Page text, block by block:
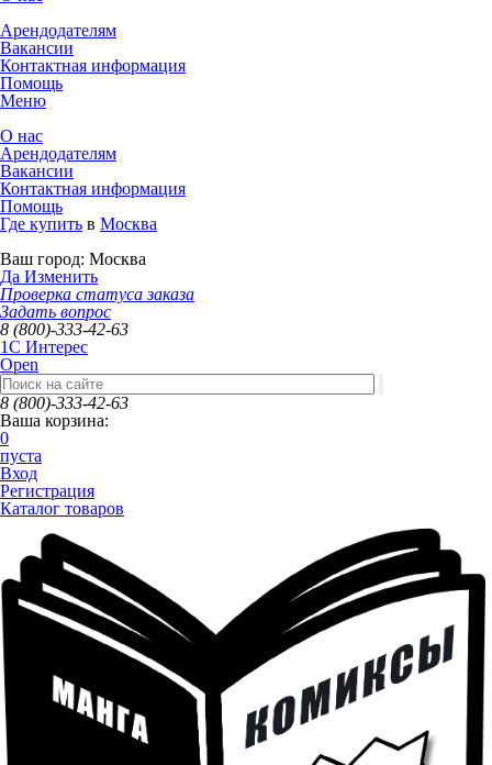
Арендодателям
Вакансии
Контактная информация
Помощь
Меню
О нас
Арендодателям
Вакансии
Контактная информация
Помощь
Где купить в Москва
Ваш город: Москва
Да Изменить
Проверка статуса заказа
Задать вопрос
8 (800)-333-42-63
1C Интерес
Open
8 (800)-333-42-63
Ваша корзина:
0
пуста
Вход
Регистрация
Каталог товаров